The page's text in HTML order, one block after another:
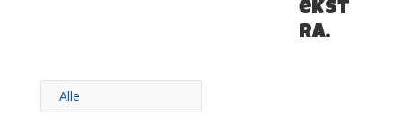
ekst
ra.
Alle